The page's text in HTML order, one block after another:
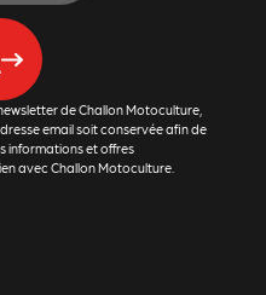
de Challon Motoculture,
email soit conservée afin de
informations et offres
avec Challon Motoculture.